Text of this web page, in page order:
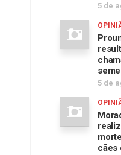
5 de
5 de
cães